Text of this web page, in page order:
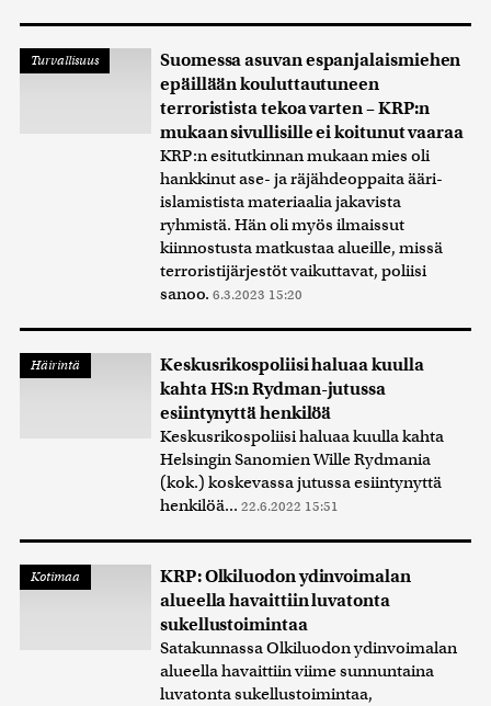
Turvallisuus
Suomessa asuvan espanjalaismiehen
epäillään kouluttautuneen
terroristista tekoa varten – KRP:n
mukaan sivullisille ei koitunut vaaraa
KRP:n esitutkinnan mukaan mies oli
hankkinut ase- ja räjähdeoppaita ääri-
islamistista materiaalia jakavista
ryhmistä. Hän oli myös ilmaissut
kiinnostusta matkustaa alueille, missä
terroristijärjestöt vaikuttavat, poliisi
sanoo. 6.3.2023 15:20
Häirintä
Keskusrikospoliisi haluaa kuulla
kahta HS:n Rydman-jutussa
esiintynyttä henkilöä
Keskusrikospoliisi haluaa kuulla kahta
Helsingin Sanomien Wille Rydmania
(kok.) koskevassa jutussa esiintynyttä
henkilöä... 22.6.2022 15:51
Kotimaa
KRP: Olkiluodon ydinvoimalan
alueella havaittiin luvatonta
sukellustoimintaa
Satakunnassa Olkiluodon ydinvoimalan
alueella havaittiin viime sunnuntaina
luvatonta sukellustoimintaa,